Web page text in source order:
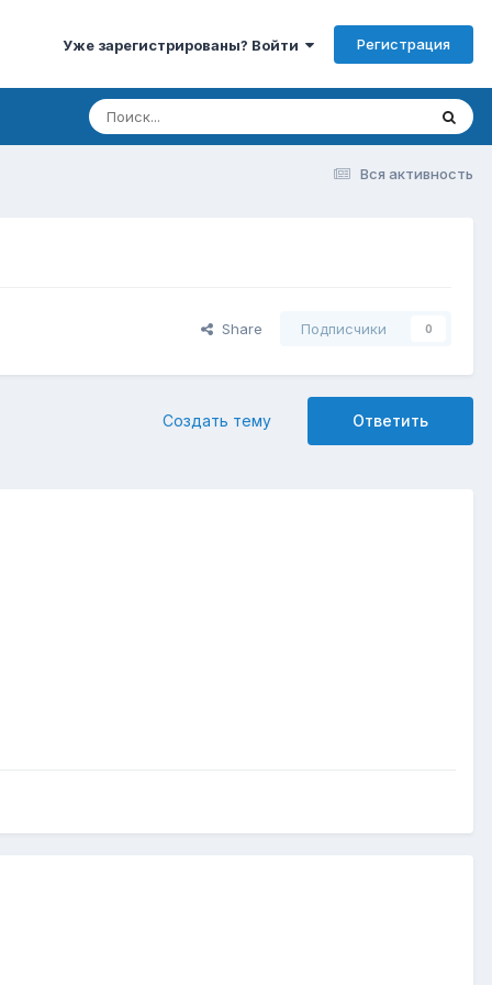
Уже зарегистрированы? Войти Регистрация
Вся активность
Share Подписчики 0
Ответить
Создать тему